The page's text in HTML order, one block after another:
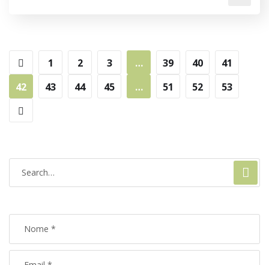
1 2 3 … 39 40
41
42
43 44 45 … 51 52 53